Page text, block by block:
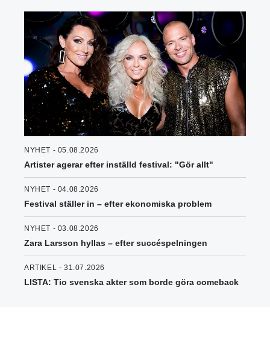
NYHET - 05.08.2026
Artister agerar efter inställd festival: "Gör allt"
NYHET - 04.08.2026
Festival ställer in – efter ekonomiska problem
NYHET - 03.08.2026
Zara Larsson hyllas – efter succéspelningen
ARTIKEL - 31.07.2026
LISTA: Tio svenska akter som borde göra comeback